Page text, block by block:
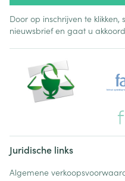
Door op inschrijven te
nieuwsbrief en gaat u
Juridische links
Algemene